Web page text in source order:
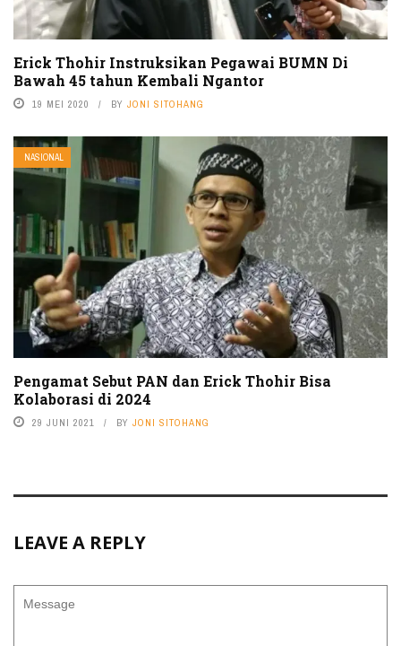
Erick Thohir Instruksikan Pegawai BUMN Di
Bawah 45 tahun Kembali Ngantor
19 MEI 2020 BY JONI SITOHANG
NASIONAL
Pengamat Sebut PAN dan Erick Thohir Bisa
Kolaborasi di 2024
29 JUNI 2021 BY JONI SITOHANG
LEAVE A REPLY